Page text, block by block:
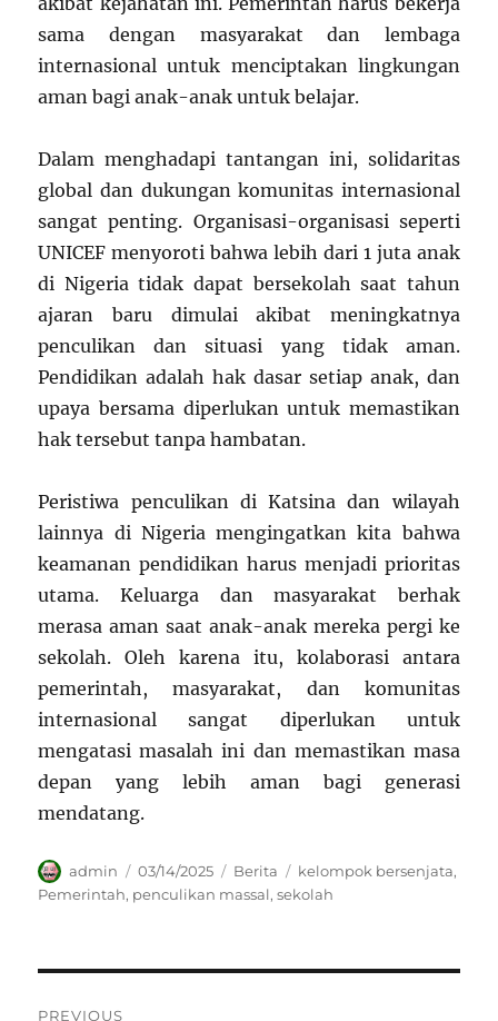
sama dengan masyarakat dan lembaga
internasional untuk menciptakan lingkungan
aman bagi anak-anak untuk belajar.
Dalam menghadapi tantangan ini, solidaritas
global dan dukungan komunitas internasional
sangat penting. Organisasi-organisasi seperti
UNICEF menyoroti bahwa lebih dari 1 juta anak
di Nigeria tidak dapat bersekolah saat tahun
ajaran baru dimulai akibat meningkatnya
penculikan dan situasi yang tidak aman.
Pendidikan adalah hak dasar setiap anak, dan
upaya bersama diperlukan untuk memastikan
hak tersebut tanpa hambatan.
Peristiwa penculikan di Katsina dan wilayah
lainnya di Nigeria mengingatkan kita bahwa
keamanan pendidikan harus menjadi prioritas
utama. Keluarga dan masyarakat berhak
merasa aman saat anak-anak mereka pergi ke
sekolah. Oleh karena itu, kolaborasi antara
pemerintah, masyarakat, dan komunitas
internasional sangat diperlukan untuk
mengatasi masalah ini dan memastikan masa
depan yang lebih aman bagi generasi
mendatang.
Author
admin
Posted
on
03/14/2025 Categories
Berita Tags
kelompok bersenjata,
Pemerintah, penculikan massal,sekolah
PREVIOUS